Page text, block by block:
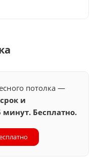
потолка —
и
Бесплатно.